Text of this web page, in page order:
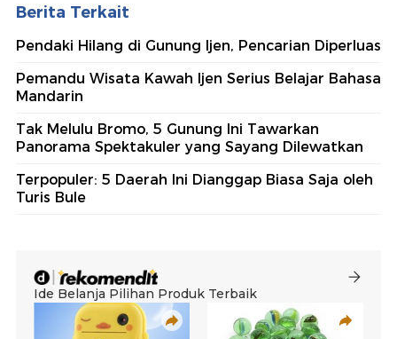
Berita Terkait
Pendaki Hilang di Gunung Ijen, Pencarian Diperluas
Pemandu Wisata Kawah Ijen Serius Belajar Bahasa
Mandarin
Tak Melulu Bromo, 5 Gunung Ini Tawarkan
Panorama Spektakuler yang Sayang Dilewatkan
Terpopuler: 5 Daerah Ini Dianggap Biasa Saja oleh
Turis Bule